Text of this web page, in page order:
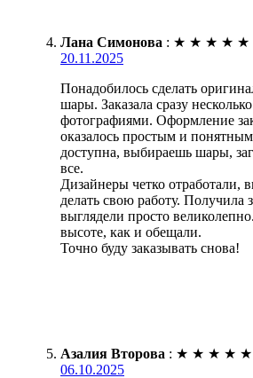
Лана Симонова : ★ ★ ★ ★ ★
20.11.2025
Понадобилось сделать
шары. Заказала сразу
фотографиями. Оформление
оказалось простым и
доступна, выбираешь шары,
все.
Дизайнеры четко отработали,
делать свою работу. Получила
выглядели просто
высоте, как и обещали.
Точно буду заказывать снова!
Азалия Второва : ★ ★ ★ ★ ★
06.10.2025